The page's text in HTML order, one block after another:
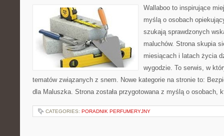
Wallaboo to inspirujące
myślą o osobach
szukają sprawdzonych
maluchów. Strona skupia
miesiącach i latach życia
wygodzie. To serwis, w
tematów związanych z snem. Nowe kategorie na stronie to:
dla Maluszka. Strona została przygotowana z myślą o osobach,
CATEGORIES: PORADNIK PERFUMERYJNY